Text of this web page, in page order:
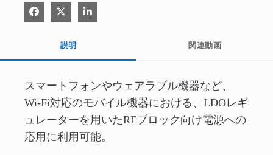
Facebook で共有
Xで共有する
LinkedIn で共有
説明 関連動画
スマートフォンやウェアラブル機器など、
Wi-Fi対応のモバイル機器における、LDOレギ
ュレーターを用いたRFブロック向け電源への
応用に利用可能。